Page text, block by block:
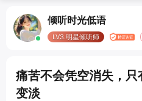
倾听时光低语
LV3.明星倾听师
痛苦不会凭空消失，
变淡